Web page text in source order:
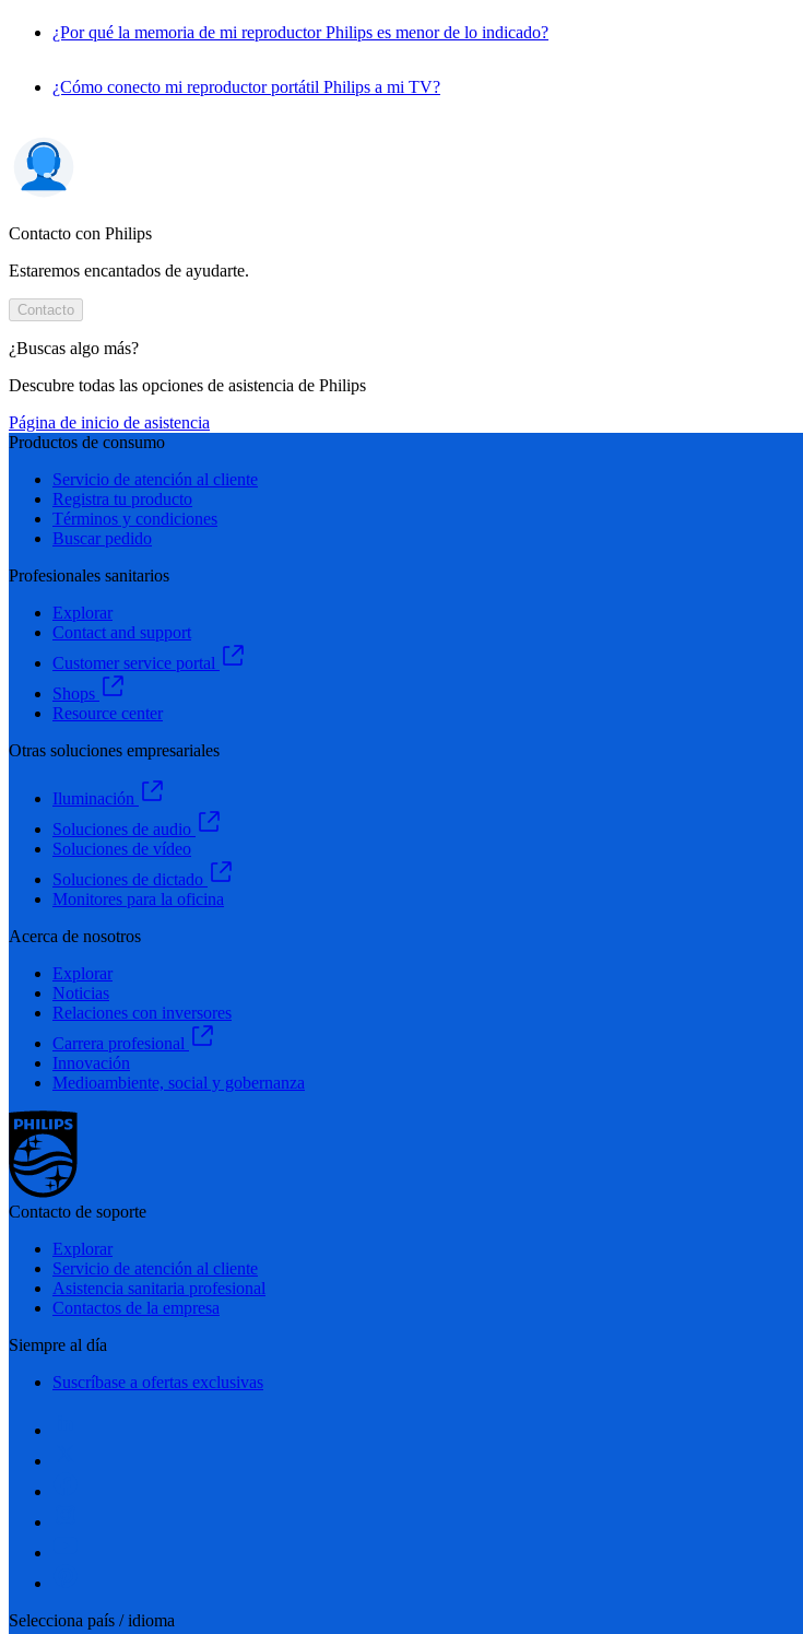
¿Por qué la memoria de mi reproductor Philips es menor de lo indicado?
¿Cómo conecto mi reproductor portátil Philips a mi TV?
Contacto con Philips
Estaremos encantados de ayudarte.
Contacto
¿Buscas algo más?
Descubre todas las opciones de asistencia de Philips
Página de inicio de asistencia
Productos de consumo
Servicio de atención al cliente
Registra tu producto
Términos y condiciones
Buscar pedido
Profesionales sanitarios
Explorar
Contact and support
Customer service portal
Shops
Resource center
Otras soluciones empresariales
Iluminación
Soluciones de audio
Soluciones de vídeo
Soluciones de dictado
Monitores para la oficina
Acerca de nosotros
Explorar
Noticias
Relaciones con inversores
Carrera profesional
Innovación
Medioambiente, social y gobernanza
Contacto de soporte
Explorar
Servicio de atención al cliente
Asistencia sanitaria profesional
Contactos de la empresa
Siempre al día
Suscríbase a ofertas exclusivas
Selecciona país / idioma